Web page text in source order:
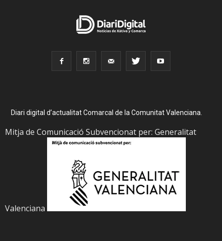
Diari digital d’actualitat Comarcal de la Comunitat Valenciana.
Mitja de Comunicació Subvencionat per: Generalitat
Valenciana